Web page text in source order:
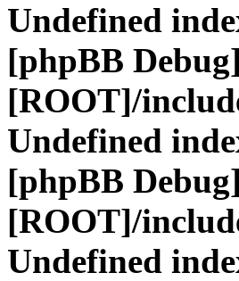
Undefined
[phpBB
[ROOT]/
Undefined
[phpBB
[ROOT]/
Undefined